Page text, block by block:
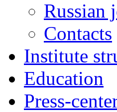
Russian
Contacts
Institute
Education
Press-